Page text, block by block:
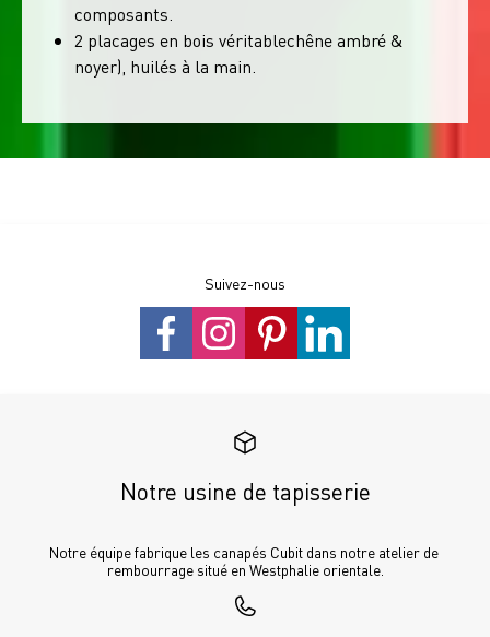
composants.
2 placages en bois véritablechêne ambré &
noyer), huilés à la main.
Suivez-nous
Notre usine de tapisserie
Notre équipe fabrique les canapés Cubit dans notre atelier de
rembourrage situé en Westphalie orientale.